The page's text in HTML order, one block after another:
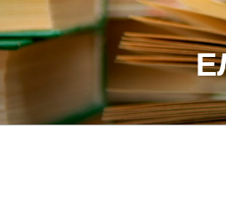
Перейти
до
вмісту